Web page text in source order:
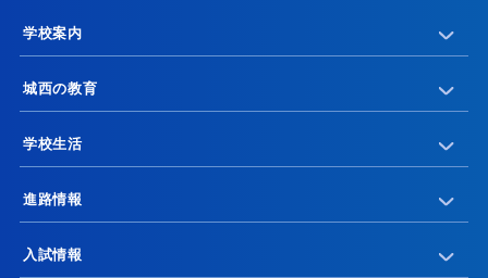
学校案内
城西の教育
学校生活
進路情報
入試情報